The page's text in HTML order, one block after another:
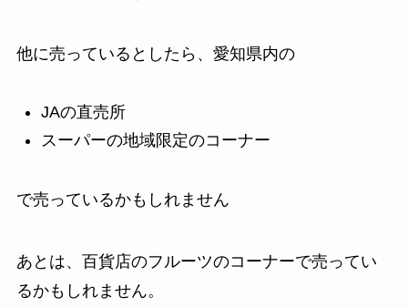
他に売っているとしたら、愛知県内の
JAの直売所
スーパーの地域限定のコーナー
で売っているかもしれません
あとは、百貨店のフルーツのコーナーで売ってい
るかもしれません。